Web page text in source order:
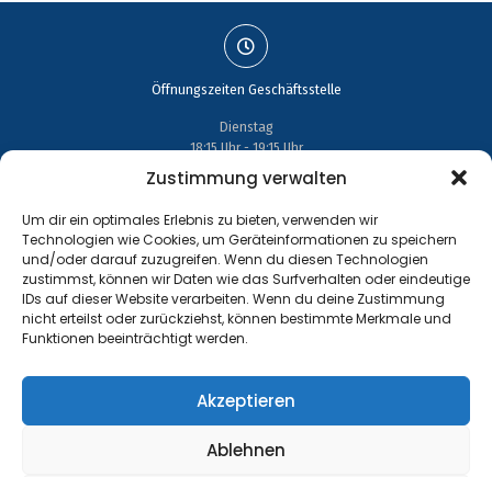
Zustimmung verwalten
Um dir ein optimales Erlebnis zu bieten, verwenden wir
Technologien wie Cookies, um Geräteinformationen zu speichern
und/oder darauf zuzugreifen. Wenn du diesen Technologien
zustimmst, können wir Daten wie das Surfverhalten oder eindeutige
IDs auf dieser Website verarbeiten. Wenn du deine Zustimmung
nicht erteilst oder zurückziehst, können bestimmte Merkmale und
Funktionen beeinträchtigt werden.
Akzeptieren
Ablehnen
Öffnungszeiten Geschäftsstelle
Dienstag
18:15 Uhr - 19:15 Uhr
Adresse
Großenhainer Straße 17
01689 Wein­böhla
Kontakt